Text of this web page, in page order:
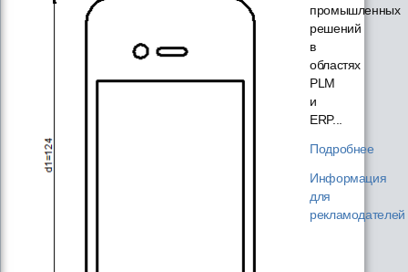
промышленных
решений
в
областях
PLM
и
ERP...
Подробнее
Информация
для
рекламодателей